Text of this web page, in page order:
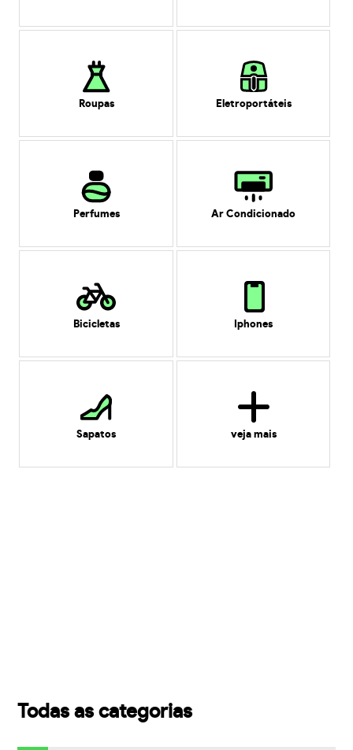
Roupas Eletroportáteis
Perfumes Ar Condicionado
Bicicletas Iphones
Sapatos veja mais
Todas as categorias